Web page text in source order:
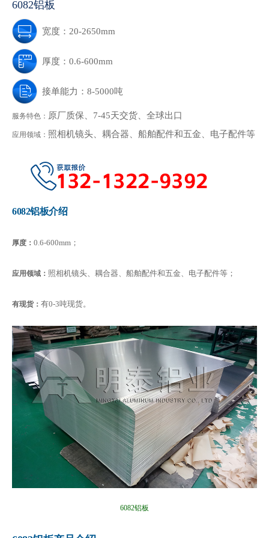
6082铝板
宽度：20-2650mm
厚度：0.6-600mm
接单能力：8-5000吨
服务特色： 原厂质保、7-45天交货、全球出口
应用领域： 照相机镜头、耦合器、船舶配件和五金、电子配件等
6082铝板介绍
厚度： 0.6-600mm；
应用领域： 照相机镜头、耦合器、船舶配件和五金、电子配件等；
有现货： 有0-3吨现货。
6082铝板